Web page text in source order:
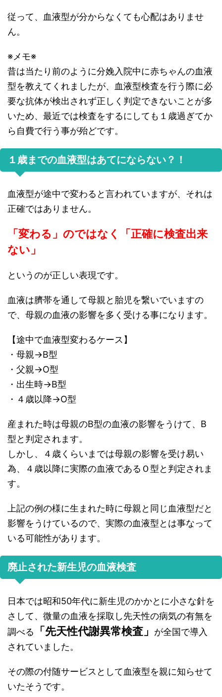
従って、血液型が分からなくても心配はありませ
ん。
※メモ※
昔は当たり前のように分娩入院中に赤ちゃんの血液
型を教えてくれましたが、血液型検査を行う際に必
要な抗体が検出されず正しく判定できないことが多
いため、最近では検査をするにしても１歳過ぎてか
ら自費で行う事が殆どです。
１歳までの血液型はあてにならない？！
血液型が途中で変わると言われていますが、それは
正確ではありません。
「変わる」のではなく「正確に検査出来
ない」
というのが正しい表現です。
血液は臍帯を通して母親と胎児を繋いでいますの
で、母親の血液の影響を多く受ける事になります。
【途中で血液型変わるケース】
・母親→B型
・父親→O型
・出生時→B型
・４歳以降→O型
産まれた時は母親のB型の血液の影響をうけて、B
型と判定されます。
しかし、４歳くらいまでは母親の影響を受け易い
為、４歳以降に実際の血液であるＯ型と判定されま
す。
上記の例の様に生まれた時に母親と同じ血液型だと
影響をうけているので、実際の血液型とは事なって
いる可能性があります。
廃止された新生児の血液検査
日本では昭和50年代に新生児のかかとに小さな針を
さして、微量の血液を採取し先天性の病気の有無を
調べる
「先天性代謝異常検査」
が全国で導入
されていました。
その際の付随サービスとして血液型を親に知らせて
いたそうです。